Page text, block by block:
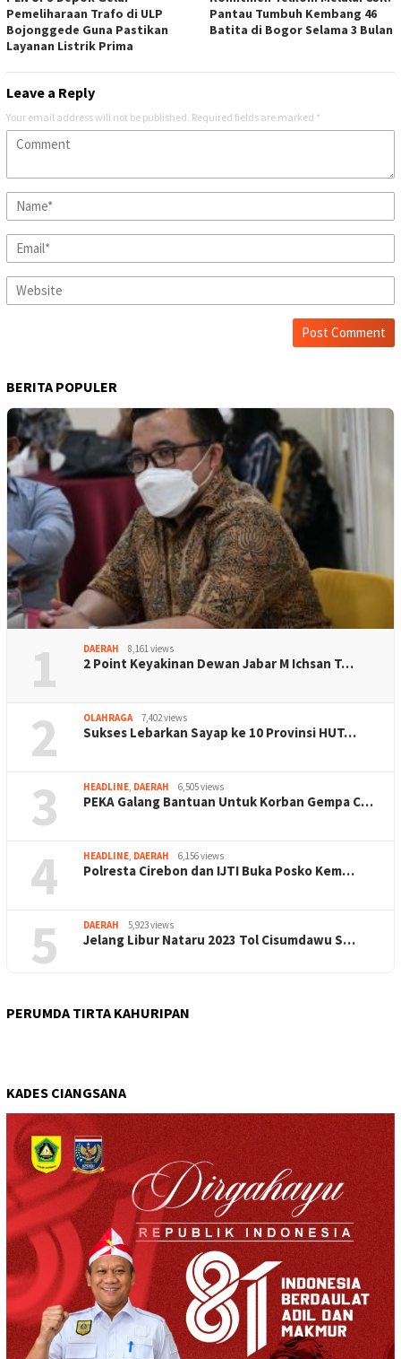
Pemeliharaan Trafo di ULP
Bojonggede Guna Pastikan
Layanan Listrik Prima
Pantau Tumbuh Kembang 46
Batita di Bogor Selama 3 Bulan
Leave a Reply
Your email address will not be published. Required fields are marked *
BERITA POPULER
1 DAERAH 8,161 views
2 Point Keyakinan Dewan Jabar M Ichsan T…
2 OLAHRAGA 7,402 views
Sukses Lebarkan Sayap ke 10 Provinsi HUT…
3 HEADLINE DAERAH 6,505 views
PEKA Galang Bantuan Untuk Korban Gempa C…
4 HEADLINE DAERAH 6,156 views
Polresta Cirebon dan IJTI Buka Posko Kem…
5 DAERAH 5,923 views
Jelang Libur Nataru 2023 Tol Cisumdawu S…
PERUMDA TIRTA KAHURIPAN
KADES CIANGSANA